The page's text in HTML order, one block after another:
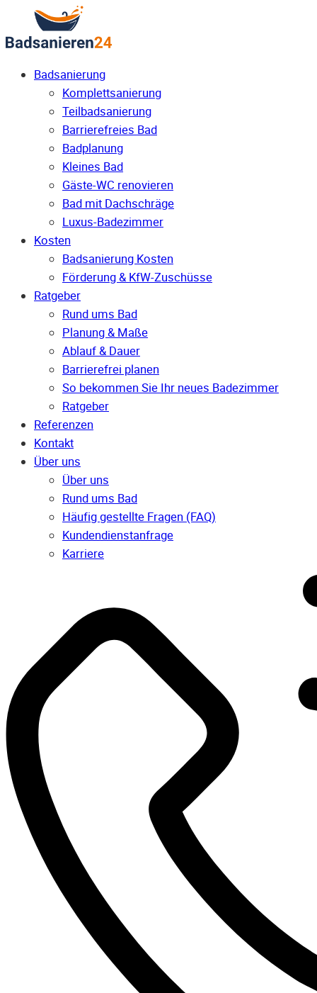
Badsanierung
Komplettsanierung
Teilbadsanierung
Barrierefreies Bad
Badplanung
Kleines Bad
Gäste-WC renovieren
Bad mit Dachschräge
Luxus-Badezimmer
Kosten
Badsanierung Kosten
Förderung & KfW-Zuschüsse
Ratgeber
Rund ums Bad
Planung & Maße
Ablauf & Dauer
Barrierefrei planen
So bekommen Sie Ihr neues Badezimmer
Ratgeber
Referenzen
Kontakt
Über uns
Über uns
Rund ums Bad
Häufig gestellte Fragen (FAQ)
Kunden­dienst­anfrage
Karriere